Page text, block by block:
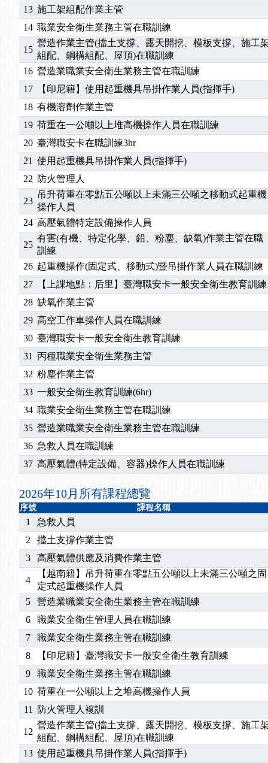
2025/10/30【進修課程】2026年，課程意見蒐集~
2025/08/20【進修課程】SDS格式百百種？專業講師帶您判斷
2025/08/12【中心公告】因應颱風來襲，若遇停班停課消息 補
2025/07/06 【中心公告】颱風假114/07/07停班停課
2025/06/06【進修課程】～～前導課程看這邊推出囉～～
2025/05/29【進修課程】前導課程推出公告！
2025/04/28 【進修課程】要怎麼進修自我？課程百百種選擇好
2025/01/21「高壓氣體製造安全主任」、「隧道等襯砌作業主
訓測驗
2025/01/15【線上課程】碳中和核心職能系列課程資訊
2026/07/15【免費研習】115年製造業危害預防職場安衛法令
2026/07/08【中心公告】因應颱風來襲，若遇停班停課消息 補
2026/05/06【產業人才投資】06/03-06/08堆高機課程，政府出
2026/04/24【製程安全評估人員】開課囉
2025/11/11 【中心公告】颱風假11/12停班停課
2025/11/10【中心公告】因應颱風來襲，若遇停班停課消息 補
2025/10/30【進修課程】2026年，課程意見蒐集~
2025/08/20【進修課程】SDS格式百百種？專業講師帶您判斷
2025/08/12【中心公告】因應颱風來襲，若遇停班停課消息 補
2025/07/06【中心公告】颱風假114/07/07停班停課
2025/06/06【進修課程】～～前導課程看這邊推出囉～～
2025/05/29【進修課程】前導課程推出公告！
2025/04/28【進修課程】要怎麼進修自我？課程百百種選擇好
2025/01/21「高壓氣體製造安全主任」、「隧道等襯砌作業主
訓測驗
2025/01/15【線上課程】碳中和核心職能系列課程資訊
2026/07/15【免費研習】115年製造業危害預防職場安衛法令
2026/07/08【中心公告】因應颱風來襲，若遇停班停課消息 補
2026/05/06【產業人才投資】06/03-06/08堆高機課程，政府出
2026/04/24【製程安全評估人員】開課囉
2025/11/11【中心公告】颱風假11/12停班停課
2025/11/10【中心公告】因應颱風來襲，若遇停班停課消息 補
2025/10/30【進修課程】2026年，課程意見蒐集~
2025/08/20【進修課程】SDS格式百百種？專業講師帶您判斷
2025/07/06【中心公告】颱風假114/07/07停班停課
2025/06/06【進修課程】～～前導課程看這邊推出囉～～
2025/05/29
2025/04/28 【進修課程】要怎麼進修自我？課程百百種選擇好
2025/01/21「高壓氣體製造安全主任」、「隧道等襯砌作業主
訓測驗
2025/01/15 【線上課程】碳中和核心職能系列課程資訊
13 施工架組配作業主管
14 職業安全衛生業務主管在職訓練
15
營造作業主管(擋土支撐、露天開挖、模板支撐、施工
組配、鋼構組配、屋頂)在職訓練
16 營造業職業安全衛生業務主管在職訓練
17
【印尼籍】使用起重機具吊掛作業人員(指揮手)
18 有機溶劑作業主管
19 荷重在一公噸以上堆高機操作人員在職訓練
20 臺灣職安卡在職訓練3hr
21 使用起重機具吊掛作業人員(指揮手)
22 防火管理人
23
吊升荷重在零點五公噸以上未滿三公噸之移動式起重機
操作人員
24 高壓氣體特定設備操作人員
25
有害(有機、特定化學、鉛、粉塵、缺氧)作業主管在職
訓練
26 起重機操作(固定式、移動式)暨吊掛作業人員在職訓練
27
【上課地點：后里】臺灣職安卡一般安全衛生教育訓練
28 缺氧作業主管
29 高空工作車操作人員在職訓練
30 臺灣職安卡一般安全衛生教育訓練
31 丙種職業安全衛生業務主管
32 粉塵作業主管
33 一般安全衛生教育訓練(6hr)
34 職業安全衛生業務主管在職訓練
35 營造業職業安全衛生業務主管在職訓練
36 急救人員在職訓練
37 高壓氣體(特定設備、容器)操作人員在職訓練
2026年10月所有課程總覽
序號 課程名稱
1
急救人員
2
擋土支撐作業主管
3
高壓氣體供應及消費作業主管
4
【越南籍】吊升荷重在零點五公噸以上未滿三公噸之固
定式起重機操作人員
5
營造業職業安全衛生業務主管在職訓練
6
職業安全衛生管理人員在職訓練
7
職業安全衛生業務主管在職訓練
8
【印尼籍】臺灣職安卡一般安全衛生教育訓練
9
職業安全衛生業務主管在職訓練
10 荷重在一公噸以上之堆高機操作人員
11
防火管理人複訓
12
營造作業主管(擋土支撐、露天開挖、模板支撐、施工
組配、鋼構組配、屋頂)在職訓練
13 使用起重機具吊掛作業人員(指揮手)